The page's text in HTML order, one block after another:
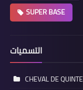
SUPER BASE
التسميات
CHEVAL DE QUINTE